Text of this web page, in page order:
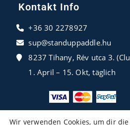
Kontakt Info
+36 30 2278927
sup@standuppaddle.hu
8237 Tihany, Rév utca 3.
1. April – 15. Okt, täglich
Wir verwenden Cookies, um dir